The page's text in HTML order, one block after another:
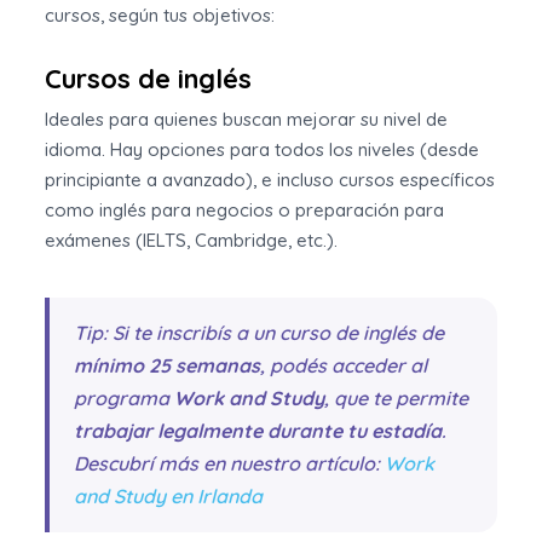
cursos, según tus objetivos:
Cursos de inglés
Ideales para quienes buscan mejorar su nivel de
idioma. Hay opciones para todos los niveles (desde
principiante a avanzado), e incluso cursos específicos
como inglés para negocios o preparación para
exámenes (IELTS, Cambridge, etc.).
Tip:Si te inscribís a un curso de inglés de
mínimo 25 semanas, podés acceder al
programa Work and Study, que te permite
trabajar legalmente durante tu estadía.
Descubrí más en nuestro artículo: Work
and Study en Irlanda